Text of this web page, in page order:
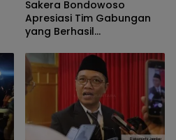
Sakera Bondowoso
Apresiasi Tim Gabungan
yang Berhasil
Gunung Piramid